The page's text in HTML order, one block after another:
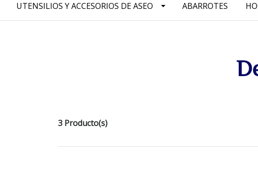
UTENSILIOS Y ACCESORIOS DE ASEO ABARROTES
3 Producto(s)